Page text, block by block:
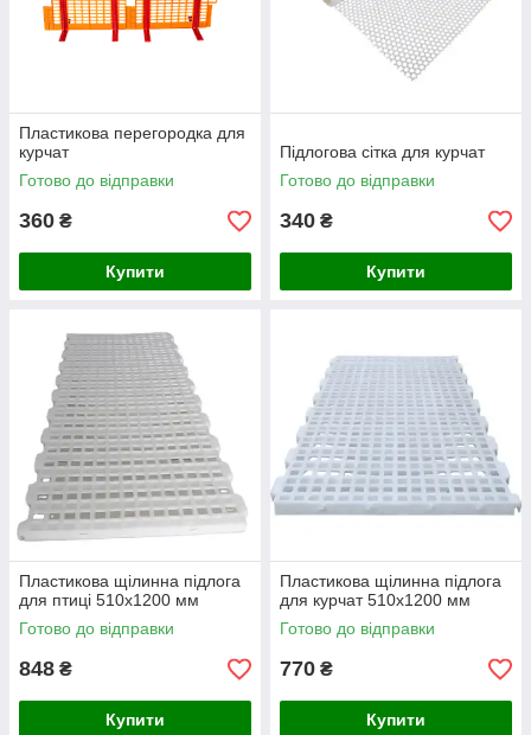
Пластикова перегородка для
курчат
Готово до відправки
360 ₴
Купити
Підлогова сітка для курчат
Готово до відправки
340 ₴
Купити
Пластикова щілинна підлога
для птиці 510х1200 мм
Готово до відправки
848 ₴
Купити
Пластикова щілинна підлога
для курчат 510х1200 мм
Готово до відправки
770 ₴
Купити